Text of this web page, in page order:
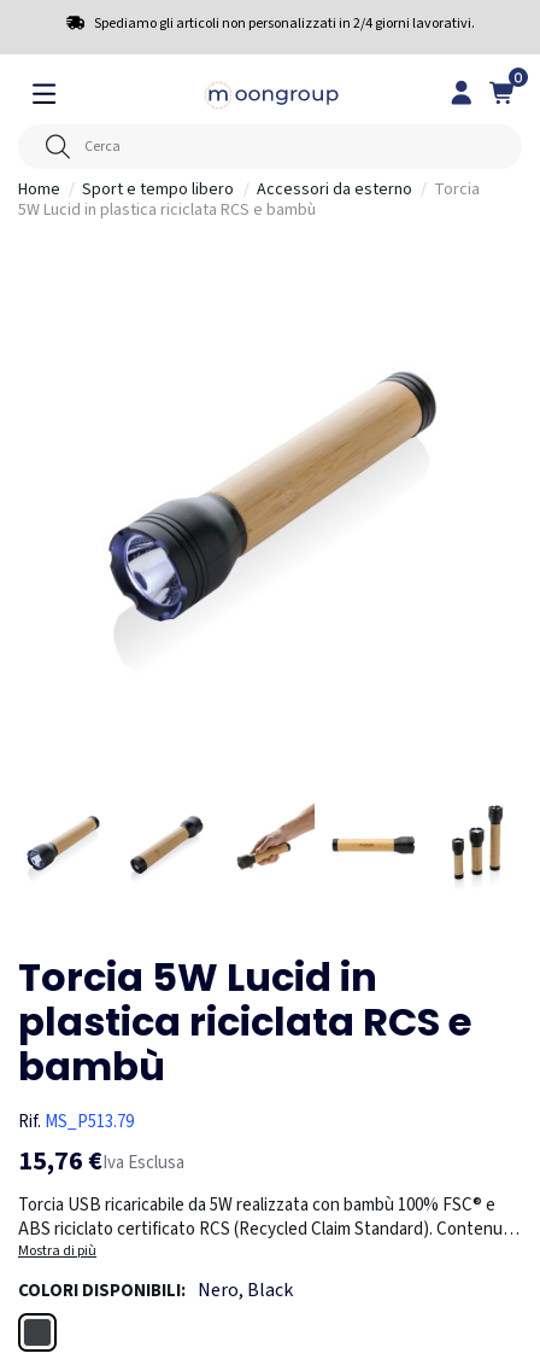
Spediamo gli articoli non personalizzati in 2/4 giorni lavorativi.
0
Home Sport e tempo libero Accessori da esterno
Torcia
5W Lucid in plastica riciclata RCS e bambù
Torcia 5W Lucid in
plastica riciclata RCS e
bambù
Rif. MS_P513.79
15,76 €Iva Esclusa
Torcia USB ricaricabile da 5W realizzata con bambù 100% FSC® e
ABS riciclato certificato RCS (Recycled Claim Standard). Contenuto
riciclato totale: 18% in base al peso totale dell'articolo. La
certificazione RCS garantisce una catena di approvvigionamento
dei materiali riciclati completamente certificata. La torcia è dotata
di una batteria al litio da 1800 mAh. La torcia ha un'autonomia di 6
ore con una singola carica e può essere ricaricata in 5 ore tramite
Mostra di più
COLORI DISPONIBILI: Nero, Black